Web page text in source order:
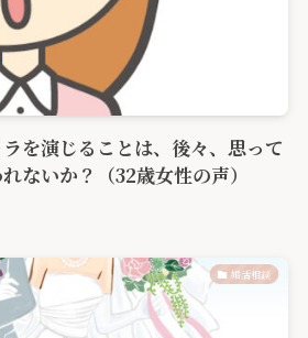
を演じることは、後々、思って
ないか？（32歳女性の声）
婚活相談